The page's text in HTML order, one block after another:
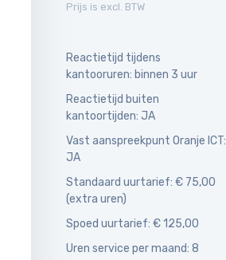
Prijs is excl. BTW
Reactietijd tijdens
kantooruren: binnen 3 uur
Reactietijd buiten
kantoortijden: JA
Vast aanspreekpunt Oranje ICT:
JA
Standaard uurtarief: € 75,00
(extra uren)
Spoed uurtarief: € 125,00
Uren service per maand: 8